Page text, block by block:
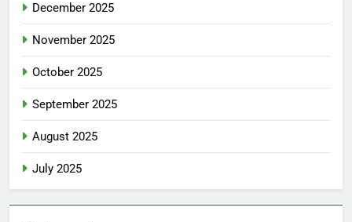
December 2025
November 2025
October 2025
September 2025
August 2025
July 2025